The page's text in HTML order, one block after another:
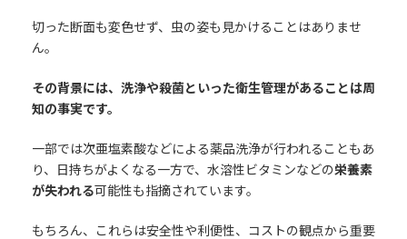
切った断面も変色せず、虫の姿も見かけることはありませ
ん。
その背景には、洗浄や殺菌といった衛生管理があることは周
知の事実です。
一部では次亜塩素酸などによる薬品洗浄が行われることもあ
り、日持ちがよくなる一方で、水溶性ビタミンなどの栄養素
が失われる可能性も指摘されています。
もちろん、これらは安全性や利便性、コストの観点から重要